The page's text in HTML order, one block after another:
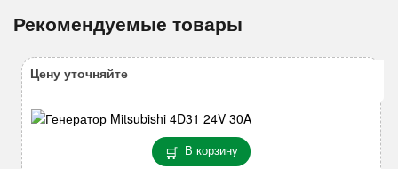
Рекомендуемые товары
В корзину
Цену уточняйте